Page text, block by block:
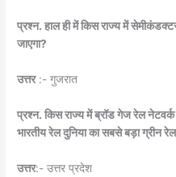
प्रश्न. हाल ही में किस राज्य में
जाएगा?
उत्तर:- गुजरात
प्रश्न. किस राज्य में ब्रॉड गेज रेल
भारतीय रेल दुनिया का सबसे बड़ा ग्रीन
उत्तर:- उत्तर प्रदेश